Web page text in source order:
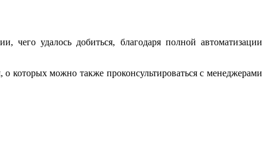
чего удалось добиться, благодаря полной автоматизации
которых можно также проконсультироваться с менеджерами